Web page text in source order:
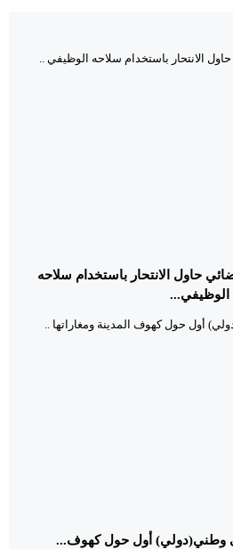
حاول الانتحار باستخدام سلاحه
الوظيفي...
وطني(دولي) أول حول كهوف...